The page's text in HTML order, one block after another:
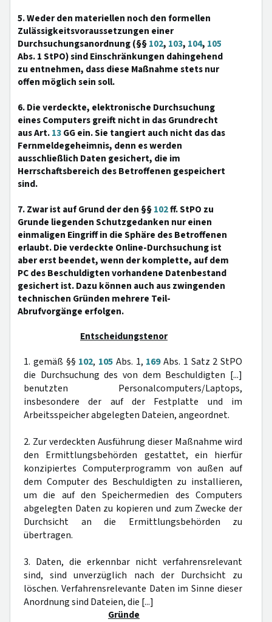
5. Weder den materiellen noch den formellen
Zulässigkeitsvoraussetzungen einer
Durchsuchungsanordnung (§§102, 103, 104, 105
Abs. 1 StPO) sind Einschränkungen dahingehend
zu entnehmen, dass diese Maßnahme stets nur
offen möglich sein soll.
6. Die verdeckte, elektronische Durchsuchung
eines Computers greift nicht in das Grundrecht
aus Art.13GG ein. Sie tangiert auch nicht das das
Fernmeldegeheimnis, denn es werden
ausschließlich Daten gesichert, die im
Herrschaftsbereich des Betroffenen gespeichert
sind.
7. Zwar ist auf Grund der den §§102ff. StPO zu
Grunde liegenden Schutzgedanken nur einen
einmaligen Eingriff in die Sphäre des Betroffenen
erlaubt. Die verdeckte Online-Durchsuchung ist
aber erst beendet, wenn der komplette, auf dem
PC des Beschuldigten vorhandene Datenbestand
gesichert ist. Dazu können auch aus zwingenden
technischen Gründen mehrere Teil-
Abrufvorgänge erfolgen.
Entscheidungstenor
1. gemäß §§ 102, 105 Abs. 1, 169Abs. 1 Satz 2 StPO
die Durchsuchung des von dem Beschuldigten [...]
benutzten Personalcomputers/Laptops,
insbesondere der auf der Festplatte und im
Arbeitsspeicher abgelegten Dateien, angeordnet.
2. Zur verdeckten Ausführung dieser Maßnahme wird
den Ermittlungsbehörden gestattet, ein hierfür
konzipiertes Computerprogramm von außen auf
dem Computer des Beschuldigten zu installieren,
um die auf den Speichermedien des Computers
abgelegten Daten zu kopieren und zum Zwecke der
Durchsicht an die Ermittlungsbehörden zu
übertragen.
3. Daten, die erkennbar nicht verfahrensrelevant
sind, sind unverzüglich nach der Durchsicht zu
löschen. Verfahrensrelevante Daten im Sinne dieser
Anordnung sind Dateien, die [...]
Gründe